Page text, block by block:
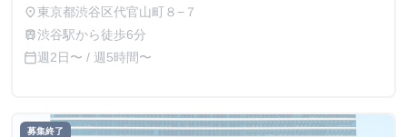
おります♪
place東京都渋谷区代官山町８−７
train渋谷駅から徒歩6分
calendar_today週2日〜 / 週5時間〜
募集終了